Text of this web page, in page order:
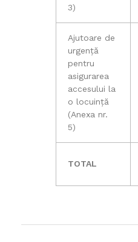
3)
Ajutoare de
urgență
pentru
asigurarea
accesului la
o locuință
(Anexa nr.
5)
TOTAL